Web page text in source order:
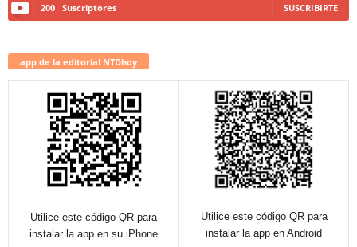
200 Suscriptores SUSCRIBIRTE
app de la editorial NTDhoy
Utilice este código QR para
instalar la app en su iPhone
Utilice este código QR para
instalar la app en Android